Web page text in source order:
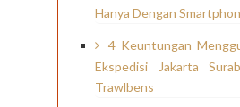
Hanya Dengan
4 Keuntungan
Ekspedisi Jakarta
Trawlbens